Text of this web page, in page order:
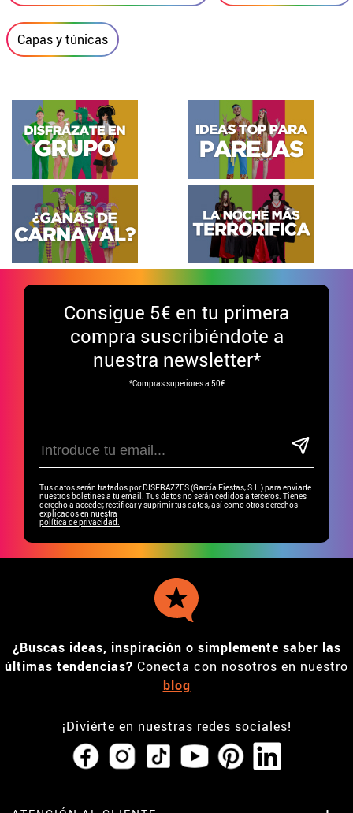
Capas y túnicas
Consigue 5€ en tu primera
compra suscribiéndote a
nuestra newsletter*
*Compras superiores a 50€
Tus datos serán tratados por DISFRAZZES (García Fiestas, S.L.) para enviarte
nuestros boletines a tu email. Tus datos no serán cedidos a terceros. Tienes
derecho a acceder, rectificar y suprimir tus datos, así como otros derechos
explicados en nuestra
política de privacidad.
¿Buscas ideas, inspiración o simplemente saber las
últimas tendencias? Conecta con nosotros en nuestro
blog
¡Diviérte en nuestras redes sociales!